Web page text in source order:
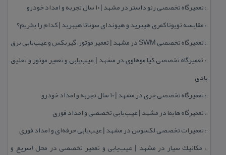
:: تعمیرگاه تخصصی رنو داستر در مشهد | ۱۰ سال تجربه و امداد خودرو
:: مقایسه تویوتا كمری هیبرید و هیوندای سوناتا هیبرید | كدام را بخریم؟
:: تعمیرگاه تخصصی SWM در مشهد | تعمیر موتور، گیربكس و عیب‌یابی برق
:: تعمیرگاه تخصصی كیا موهاوی در مشهد | عیب‌یابی و تعمیر موتور و تعلیق
بادی
:: تعمیرگاه تخصصی چری در مشهد | ۱۰ سال تجربه و امداد خودرو
:: تعمیرگاه هایما در مشهد | عیب‌یابی تخصصی و امداد فوری
:: تعمیرات تخصصی لكسوس در مشهد | عیب‌یابی حرفه‌ای و امداد فوری
:: مكانیك سیار در مشهد | عیب‌یابی و تعمیر تخصصی در محل (سریع و